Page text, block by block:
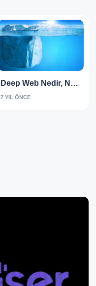
Deep Web Nedir, Ne
Işe Yarar, Nasıl Girilir
7 YIL ÖNCE